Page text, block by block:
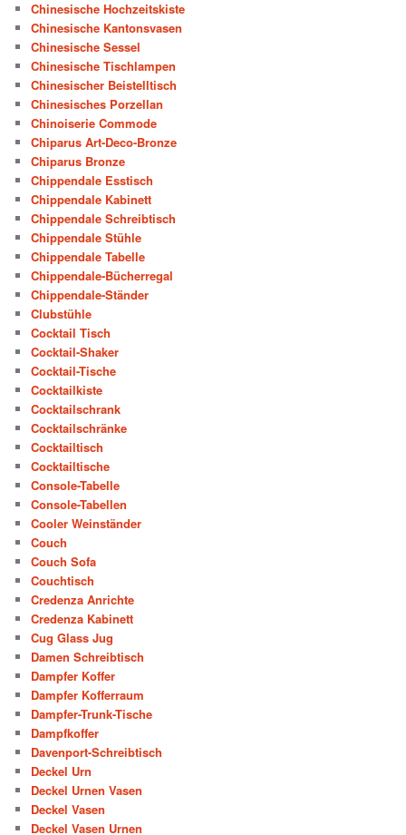
Chinesische Hochzeitskiste
Chinesische Kantonsvasen
Chinesische Sessel
Chinesische Tischlampen
Chinesischer Beistelltisch
Chinesisches Porzellan
Chinoiserie Commode
Chiparus Art-Deco-Bronze
Chiparus Bronze
Chippendale Esstisch
Chippendale Kabinett
Chippendale Schreibtisch
Chippendale Stühle
Chippendale Tabelle
Chippendale-Bücherregal
Chippendale-Ständer
Clubstühle
Cocktail Tisch
Cocktail-Shaker
Cocktail-Tische
Cocktailkiste
Cocktailschrank
Cocktailschränke
Cocktailtisch
Cocktailtische
Console-Tabelle
Console-Tabellen
Cooler Weinständer
Couch
Couch Sofa
Couchtisch
Credenza Anrichte
Credenza Kabinett
Cug Glass Jug
Damen Schreibtisch
Dampfer Koffer
Dampfer Kofferraum
Dampfer-Trunk-Tische
Dampfkoffer
Davenport-Schreibtisch
Deckel Urn
Deckel Urnen Vasen
Deckel Vasen
Deckel Vasen Urnen